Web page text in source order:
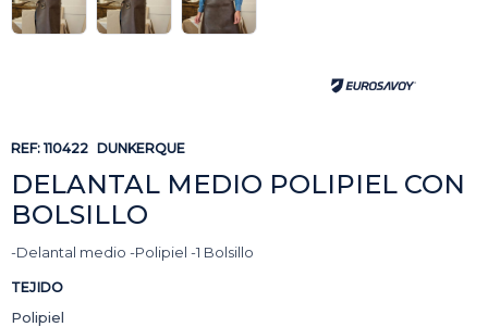
REF: 110422 DUNKERQUE
DELANTAL MEDIO POLIPIEL CON
BOLSILLO
-Delantal medio -Polipiel -1 Bolsillo
TEJIDO
Polipiel